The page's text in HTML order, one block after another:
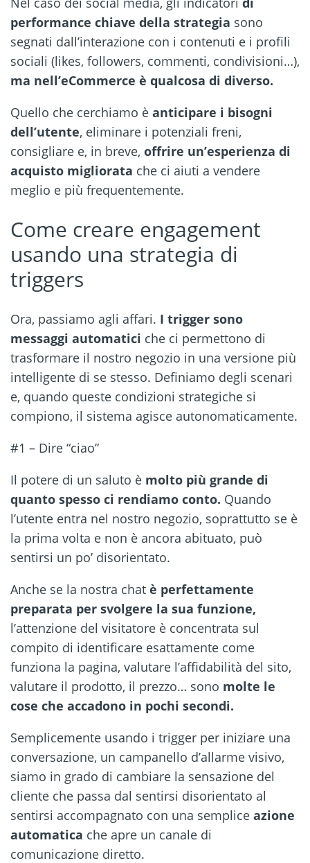
performance chiave della strategia sono
segnati dall’interazione con i contenuti e i profili
sociali (likes, followers, commenti, condivisioni…),
ma nell’eCommerce è qualcosa di diverso.
Quello che cerchiamo è anticipare i bisogni
dell’utente, eliminare i potenziali freni,
consigliare e, in breve, offrire un’esperienza di
acquisto migliorata che ci aiuti a vendere
meglio e più frequentemente.
Come creare engagement
usando una strategia di
triggers
Ora, passiamo agli affari. I trigger sono
messaggi automatici che ci permettono di
trasformare il nostro negozio in una versione più
intelligente di se stesso. Definiamo degli scenari
e, quando queste condizioni strategiche si
compiono, il sistema agisce autonomaticamente.
#1 – Dire “ciao”
Il potere di un saluto è molto più grande di
quanto spesso ci rendiamo conto. Quando
l’utente entra nel nostro negozio, soprattutto se è
la prima volta e non è ancora abituato, può
sentirsi un po’ disorientato.
Anche se la nostra chat è perfettamente
preparata per svolgere la sua funzione,
l’attenzione del visitatore è concentrata sul
compito di identificare esattamente come
funziona la pagina, valutare l’affidabilità del sito,
valutare il prodotto, il prezzo… sono molte le
cose che accadono in pochi secondi.
Semplicemente usando i trigger per iniziare una
conversazione, un campanello d’allarme visivo,
siamo in grado di cambiare la sensazione del
cliente che passa dal sentirsi disorientato al
sentirsi accompagnato con una semplice azione
automatica che apre un canale di
comunicazione diretto.